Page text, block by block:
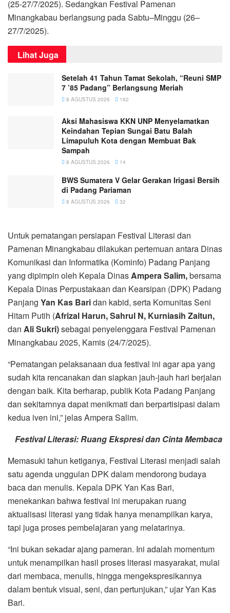
(25-27/7/2025). Sedangkan Festival Pamenan
Minangkabau berlangsung pada Sabtu–Minggu (26–
27/7/2025).
Lihat Juga
Setelah 41 Tahun Tamat Sekolah, “Reuni SMP
7 ’85 Padang” Berlangsung Meriah
8 AGUSTUS 2026 162
Aksi Mahasiswa KKN UNP Menyelamatkan
Keindahan Tepian Sungai Batu Balah
Limapuluh Kota dengan Membuat Bak
Sampah
8 AGUSTUS 2026 14
BWS Sumatera V Gelar Gerakan Irigasi Bersih
di Padang Pariaman
8 AGUSTUS 2026 32
Untuk pematangan persiapan Festival Literasi dan
Pamenan Minangkabau dilakukan pertemuan antara Dinas
Komunikasi dan Informatika (Kominfo) Padang Panjang
yang dipimpin oleh Kepala DinasAmpera Salim,bersama
Kepala Dinas Perpustakaan dan Kearsipan (DPK) Padang
Panjang Yan Kas Baridan kabid, serta Komunitas Seni
Hitam Putih (Afrizal Harun, Sahrul N, Kurniasih Zaitun,
dan Ali Sukri)sebagai penyelenggara Festival Pamenan
Minangkabau 2025, Kamis (24/7/2025).
“Pematangan pelaksanaan dua festival ini agar apa yang
sudah kita rencanakan dan siapkan jauh-jauh hari berjalan
dengan baik. Kita berharap, publik Kota Padang Panjang
dan sekitarnnya dapat menikmati dan berpartisipasi dalam
kedua iven ini,” jelas Ampera Salim.
Festival Literasi: Ruang Ekspresi dan Cinta Membaca
Memasuki tahun ketiganya, Festival Literasi menjadi salah
satu agenda unggulan DPK dalam mendorong budaya
baca dan menulis. Kepala DPK Yan Kas Bari,
menekankan bahwa festival ini merupakan ruang
aktualisasi literasi yang tidak hanya menampilkan karya,
tapi juga proses pembelajaran yang melatarinya.
“Ini bukan sekadar ajang pameran. Ini adalah momentum
untuk menampilkan hasil proses literasi masyarakat, mulai
dari membaca, menulis, hingga mengekspresikannya
dalam bentuk visual, seni, dan pertunjukan,” ujar Yan Kas
Bari.